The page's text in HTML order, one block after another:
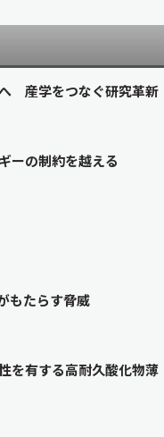
産学をつなぐ研究革新
ーの制約を越える
もたらす脅威
を有する高耐久酸化物薄